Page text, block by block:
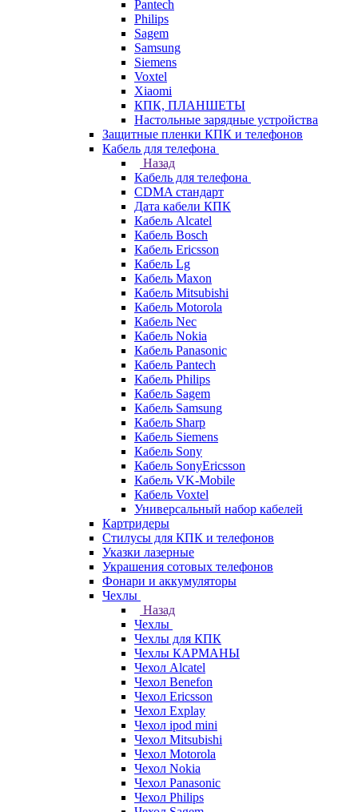
Pantech
Philips
Sagem
Samsung
Siemens
Voxtel
Xiaomi
КПК, ПЛАНШЕТЫ
Настольные зарядные устройства
Защитные пленки КПК и телефонов
Кабель для телефона
Назад
Кабель для телефона
CDMA стандарт
Дата кабели КПК
Кабель Alcatel
Кабель Bosch
Кабель Ericsson
Кабель Lg
Кабель Maxon
Кабель Mitsubishi
Кабель Motorola
Кабель Nec
Кабель Nokia
Кабель Panasonic
Кабель Pantech
Кабель Philips
Кабель Sagem
Кабель Samsung
Кабель Sharp
Кабель Siemens
Кабель Sony
Кабель SonyEricsson
Кабель VK-Mobile
Кабель Voxtel
Универсальный набор кабелей
Картридеры
Стилусы для КПК и телефонов
Указки лазерные
Украшения сотовых телефонов
Фонари и аккумуляторы
Чехлы
Назад
Чехлы
Чехлы для КПК
Чехлы КАРМАНЫ
Чехол Alcatel
Чехол Benefon
Чехол Ericsson
Чехол Explay
Чехол ipod mini
Чехол Mitsubishi
Чехол Motorola
Чехол Nokia
Чехол Panasonic
Чехол Philips